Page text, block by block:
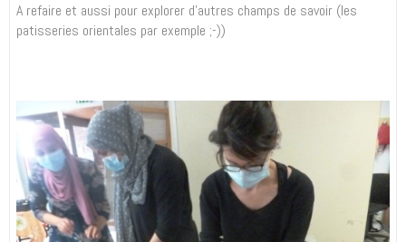
A refaire et aussi pour explorer d'autres champs de savoir (les
patisseries orientales par exemple ;-))